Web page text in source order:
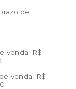
de
venda: R$
venda: R$